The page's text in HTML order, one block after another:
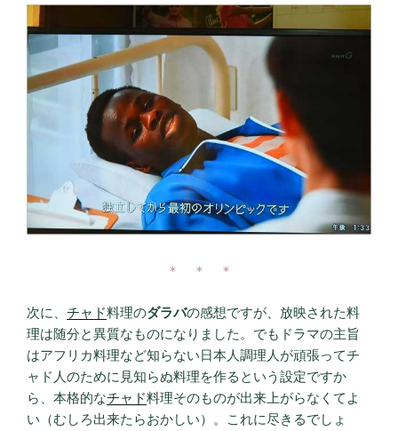
＊ ＊ ＊
次に、 チャド料理のダラバの感想ですが、放映された料
理は随分と異質なものになりました。でもドラマの主旨
はアフリカ料理など知らない日本人調理人が頑張ってチ
ャド人のために見知らぬ料理を作るという設定ですか
ら、本格的なチャド料理そのものが出来上がらなくてよ
い（むしろ出来たらおかしい）。これに尽きるでしょ